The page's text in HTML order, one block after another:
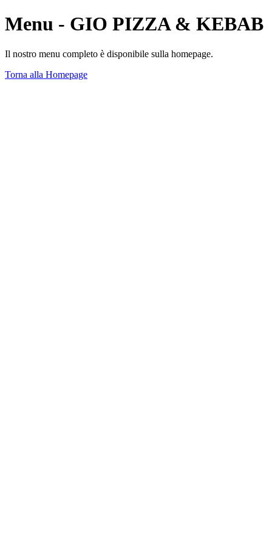
Menu - GIO PIZZA & KEBAB
Il nostro menu completo è disponibile sulla homepage.
Torna alla Homepage